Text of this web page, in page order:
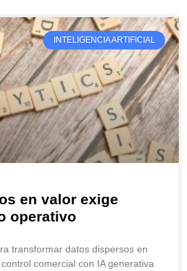
INTELIGENCIA ARTIFICIAL
en valor exige
operativo
transformar datos dispersos en
comercial con IA generativa